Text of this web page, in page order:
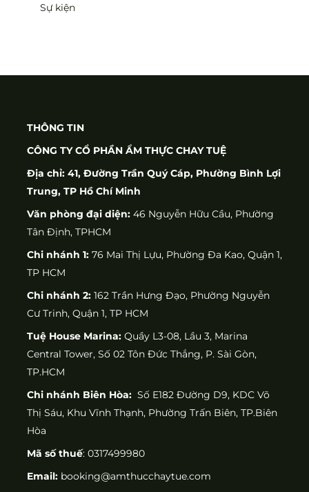
Sự kiện
THÔNG TIN
CÔNG TY CỔ PHẦN ẨM THỰC CHAY TUỆ
Địa chỉ: 41, Đường Trần Quý Cáp, Phường Bình Lợi
Trung, TP Hồ Chí Minh
Văn phòng đại diện: 46 Nguyễn Hữu Cầu, Phường
Tân Định, TPHCM
Chi nhánh 1: 76 Mai Thị Lựu, Phường Đa Kao, Quận 1,
TP HCM
Chi nhánh 2: 162 Trần Hưng Đạo, Phường Nguyễn
Cư Trinh, Quận 1, TP HCM
Tuệ House Marina: Quầy L3-08, Lầu 3, Marina
Central Tower, Số 02 Tôn Đức Thắng, P. Sài Gòn,
TP.HCM
Chi nhánh Biên Hòa: Số E182 Đường D9, KDC Võ
Thị Sáu, Khu Vĩnh Thạnh, Phường Trấn Biên, TP.Biên
Hòa
Mã số thuế: 0317499980
Email: booking@amthucchaytue.com